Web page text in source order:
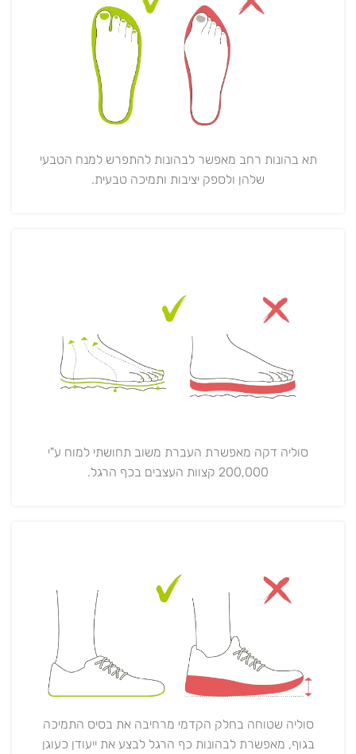
תא בהונות רחב מאפשר לבהונות להתפרש למנח הטבעי
שלהן ולספק יציבות ותמיכה טבעית.
סוליה דקה מאפשרת העברת משוב תחושתי למוח ע"י
200,000 קצוות העצבים בכף הרגל.
סוליה שטוחה בחלק הקדמי מרחיבה את בסיס התמיכה
בגוף, מאפשרת לבהונות כף הרגל לבצע את ייעודן כעוגן